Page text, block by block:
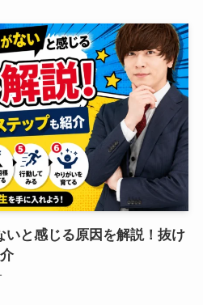
いと感じる原因を解説！抜け